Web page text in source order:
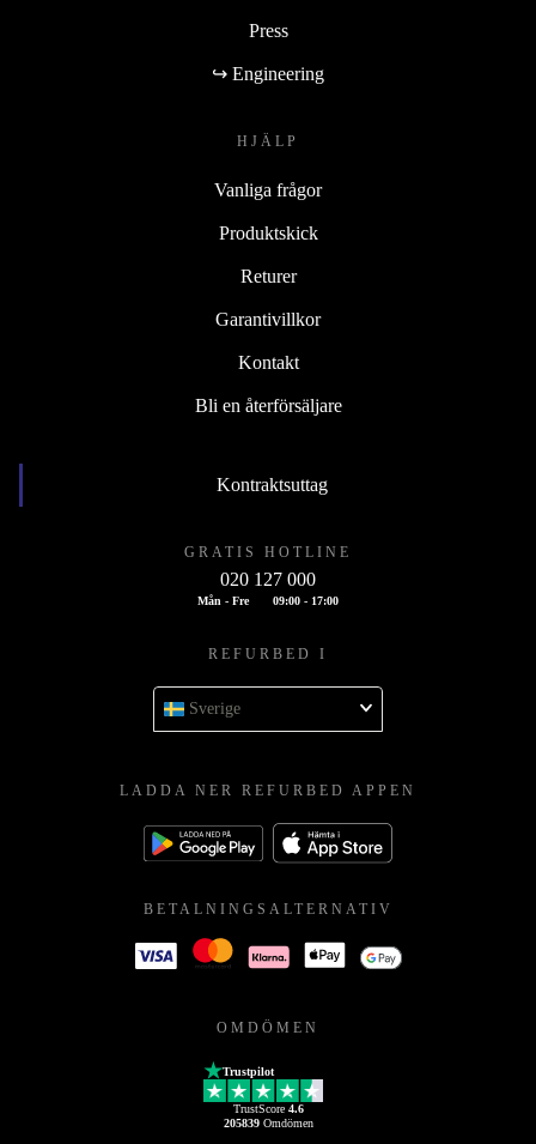
Press
↪ Engineering
HJÄLP
Vanliga frågor
Produktskick
Returer
Garantivillkor
Kontakt
Bli en återförsäljare
Kontraktsuttag
GRATIS HOTLINE
020 127 000
Mån - Fre 09:00 - 17:00
REFURBED I
Sverige
LADDA NER REFURBED APPEN
BETALNINGSALTERNATIV
OMDÖMEN
Trustpilot
TrustScore 4.6
205839Omdömen